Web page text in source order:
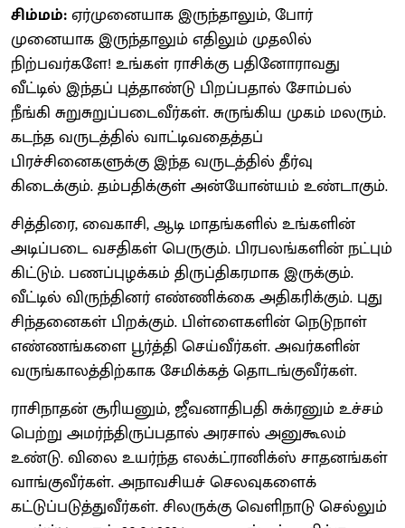
சிம்மம்:ஏர்முனையாக இருந்தாலும், போர்
முனையாக இருந்தாலும் எதிலும் முதலில்
நிற்பவர்களே! உங்கள் ராசிக்கு பதினோராவது
வீட்டில் இந்தப் புத்தாண்டு பிறப்பதால் சோம்பல்
நீங்கி சுறுசுறுப்படைவீர்கள். சுருங்கிய முகம் மலரும்.
கடந்த வருடத்தில் வாட்டிவதைத்தப்
பிரச்சினைகளுக்கு இந்த வருடத்தில் தீர்வு
கிடைக்கும். தம்பதிக்குள் அன்யோன்யம் உண்டாகும்.
சித்திரை, வைகாசி, ஆடி மாதங்களில் உங்களின்
அடிப்படை வசதிகள் பெருகும். பிரபலங்களின் நட்பும்
கிட்டும். பணப்புழக்கம் திருப்திகரமாக இருக்கும்.
வீட்டில் விருந்தினர் எண்ணிக்கை அதிகரிக்கும். புது
சிந்தனைகள் பிறக்கும். பிள்ளைகளின் நெடுநாள்
எண்ணங்களை பூர்த்தி செய்வீர்கள். அவர்களின்
வருங்காலத்திற்காக சேமிக்கத் தொடங்குவீர்கள்.
ராசிநாதன் சூரியனும், ஜீவனாதிபதி சுக்ரனும் உச்சம்
பெற்று அமர்ந்திருப்பதால் அரசால் அனுகூலம்
உண்டு. விலை உயர்ந்த எலக்ட்ரானிக்ஸ் சாதனங்கள்
வாங்குவீர்கள். அநாவசியச் செலவுகளைக்
கட்டுப்படுத்துவீர்கள். சிலருக்கு வெளிநாடு செல்லும்